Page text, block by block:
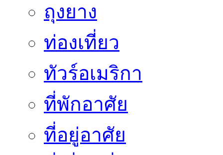
ถุงยาง
ท่องเที่ยว
ทัวร์อเมริกา
ที่พักอาศัย
ที่อยู่อาศัย